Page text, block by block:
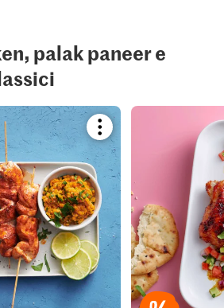
palak paneer e
Bookmark
recipe
or
add
it
to
your
collections.